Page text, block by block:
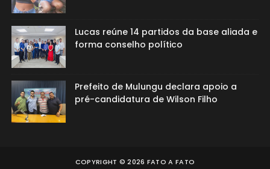
Lucas reúne 14 partidos da base aliada e
forma conselho político
Prefeito de Mulungu declara apoio a
pré-candidatura de Wilson Filho
COPYRIGHT ©2026 FATO A FATO